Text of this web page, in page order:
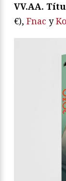
VV.AA.
€), Fnac y